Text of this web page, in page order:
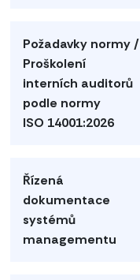
Požadavky normy /
Proškolení
interních auditorů
podle normy
ISO 14001:2026
Řízená
dokumentace
systémů
managementu